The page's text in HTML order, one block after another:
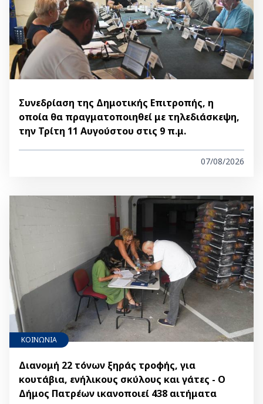
Συνεδρίαση της Δημοτικής Επιτροπής, η
οποία θα πραγματοποιηθεί με τηλεδιάσκεψη,
την Τρίτη 11 Αυγούστου στις 9 π.μ.
07/08/2026
ΚΟΙΝΩΝΙΑ
Διανομή 22 τόνων ξηράς τροφής, για
κουτάβια, ενήλικους σκύλους και γάτες - Ο
Δήμος Πατρέων ικανοποιεί 438 αιτήματα